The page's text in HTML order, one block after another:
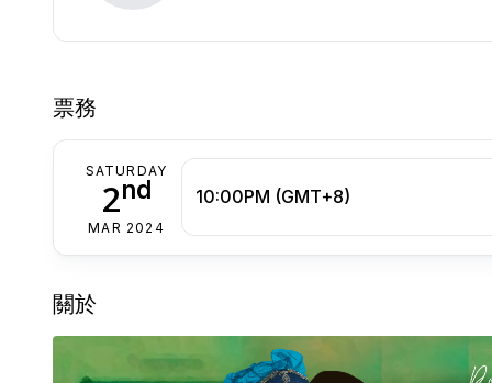
票務
SATURDAY
2nd
MAR 2024
10:00PM (GMT+8)
關於